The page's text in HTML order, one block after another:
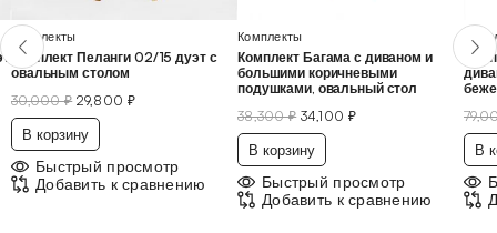
Комплекты
Комплект Пеланги 02/15 дуэт с
овальным столом
30,000₽ 29,800 ₽
В корзину
Быстрый просмотр
Добавить к сравнению
Комплекты
Комплект Багама с диваном и
большими коричневыми
подушками, овальный стол
38,300₽ 34,100 ₽
В корзину
Быстрый просмотр
Добавить к сравнению
В